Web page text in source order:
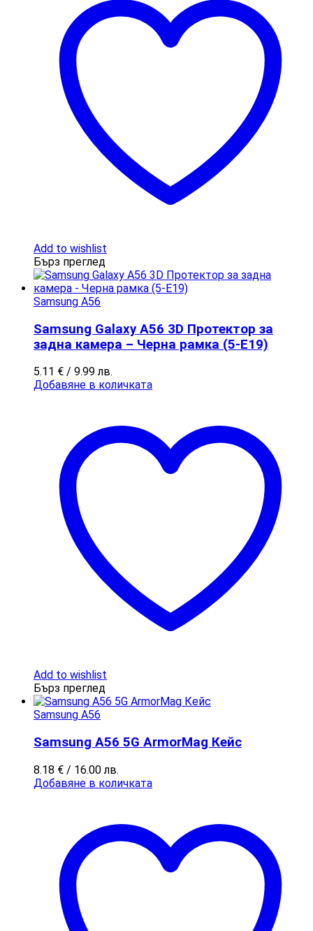
Add to wishlist
Бърз преглед
Samsung A56
Samsung Galaxy A56 3D Протектор за
задна камера – Черна рамка (5-E19)
5.11 € / 9.99 лв.
Добавяне в количката
Add to wishlist
Бърз преглед
Samsung A56
Samsung A56 5G ArmorMag Кейс
8.18 € / 16.00 лв.
Добавяне в количката